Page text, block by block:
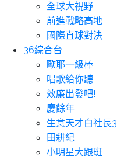
全球大視野
前進戰略高地
國際直球對決
36綜合台
歐耶一級棒
唱歌給你聽
效廉出發吧!
慶餘年
生意天才白社長3
田耕紀
小明星大跟班